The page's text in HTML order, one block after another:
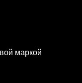
маркой